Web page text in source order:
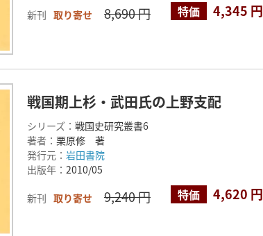
新刊 取り寄せ 8,690 円 特価 4,345 円
戦国期上杉・武田氏の上野支配
シリーズ： 戦国史研究叢書6
著者： 栗原修 著
発行元： 岩田書院
出版年： 2010/05
新刊 取り寄せ 9,240 円 特価 4,620 円